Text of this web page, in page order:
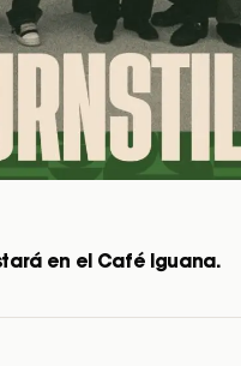
en el Café Iguana.